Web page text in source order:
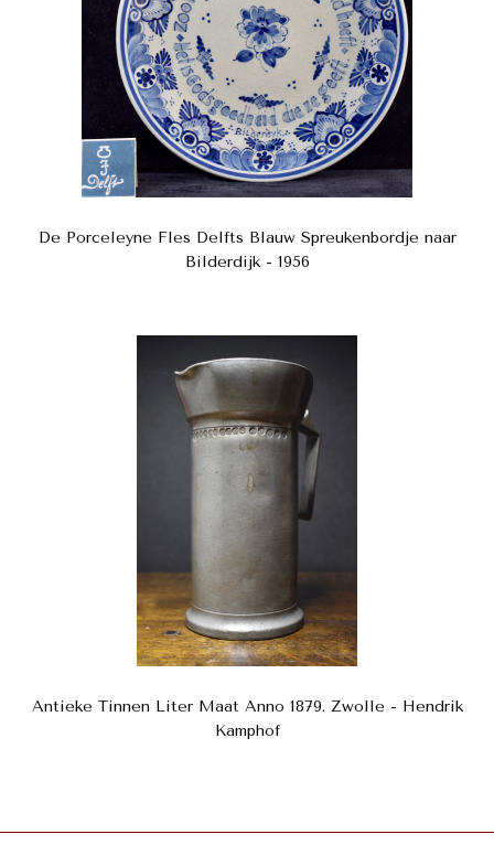
De Porceleyne Fles Delfts Blauw Spreukenbordje naar
Bilderdijk - 1956
Antieke Tinnen Liter Maat Anno 1879. Zwolle - Hendrik
Kamphof